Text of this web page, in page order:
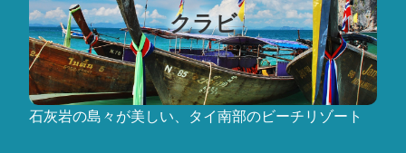
クラビ
石灰岩の島々が美しい、タイ南部のビーチリゾート